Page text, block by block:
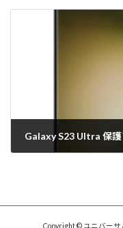
Galaxy S23 Ultra 保
Copyright © ユニバーサ